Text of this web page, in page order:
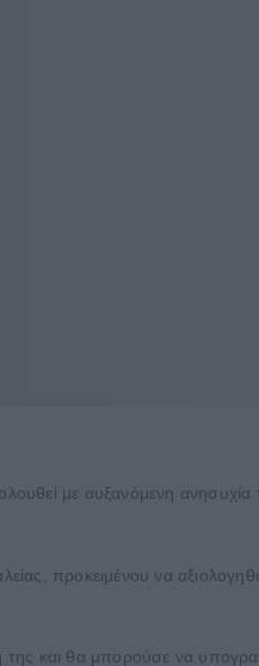
με αυξανόμενη ανησυχία
προκειμένου να
της και θα μπορούσε να